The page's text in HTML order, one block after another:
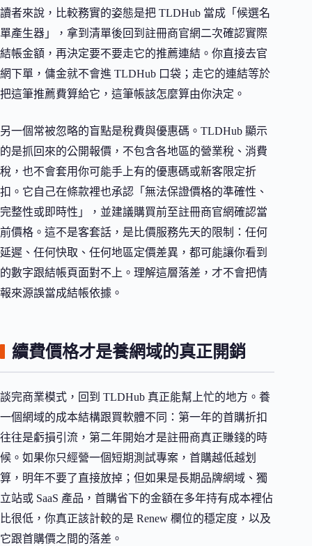
讀者來說，比較務實的姿態是把 TLDHub 當成「候選名
單產生器」，拿到清單後回到註冊商官網二次確認實際
結帳金額，再決定要不要走它的推薦連結。你直接去官
網下單，傭金就不會進 TLDHub 口袋；走它的連結等於
把這筆推薦費算給它，這筆帳該怎麼算由你決定。
另一個常被忽略的盲點是稅費與優惠碼。TLDHub 顯示
的是抓回來的公開報價，不包含各地區的營業稅、消費
稅，也不會套用你可能手上有的優惠碼或新客限定折
扣。它自己在條款裡也承認「無法保證價格的準確性、
完整性或即時性」，並建議購買前至註冊商官網確認當
前價格。這不是客套話，是比價服務先天的限制：任何
延遲、任何快取、任何地區定價差異，都可能讓你看到
的數字跟結帳頁面對不上。理解這層落差，才不會把情
報來源誤當成結帳依據。
續費價格才是養網域的真正開銷
談完商業模式，回到 TLDHub 真正能幫上忙的地方。養
一個網域的成本結構跟買軟體不同：第一年的首購折扣
往往是虧損引流，第二年開始才是註冊商真正賺錢的時
候。如果你只經營一個短期測試專案，首購越低越划
算，明年不要了直接放掉；但如果是長期品牌網域、獨
立站或 SaaS 產品，首購省下的金額在多年持有成本裡佔
比很低，你真正該計較的是 Renew 欄位的穩定度，以及
它跟首購價之間的落差。